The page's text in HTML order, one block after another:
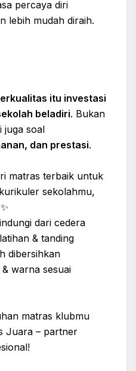
percaya diri
lebih mudah diraih.
itu investasi
beladiri. Bukan
juga soal
dan prestasi.
matras terbaik untuk
sekolahmu,
✨
dari cedera
& tanding
dibersihkan
warna sesuai
matras klubmu
Juara – partner